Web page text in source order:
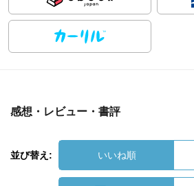
感想・レビュー・書評
並び替え: いいね順